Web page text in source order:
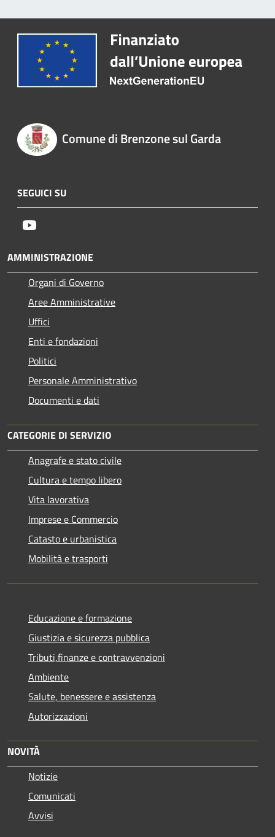
Comune di Brenzone sul Garda
SEGUICI SU
AMMINISTRAZIONE
Organi di Governo
Aree Amministrative
Uffici
Enti e fondazioni
Politici
Personale Amministrativo
Documenti e dati
CATEGORIE DI SERVIZIO
Anagrafe e stato civile
Cultura e tempo libero
Vita lavorativa
Imprese e Commercio
Catasto e urbanistica
Mobilità e trasporti
Educazione e formazione
Giustizia e sicurezza pubblica
Tributi,finanze e contravvenzioni
Ambiente
Salute, benessere e assistenza
Autorizzazioni
NOVITÀ
Notizie
Comunicati
Avvisi